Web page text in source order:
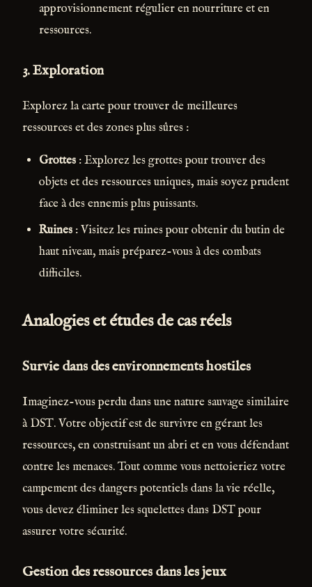
approvisionnement régulier en nourriture et en
ressources.
3.Exploration
Explorez la carte pour trouver de meilleures
ressources et des zones plus sûres :
Grottes : Explorez les grottes pour trouver des
objets et des ressources uniques, mais soyez prudent
face à des ennemis plus puissants.
Ruines : Visitez les ruines pour obtenir du butin de
haut niveau, mais préparez-vous à des combats
difficiles.
Analogies et études de cas réels
Survie dans des environnements hostiles
Imaginez-vous perdu dans une nature sauvage similaire
à DST. Votre objectif est de survivre en gérant les
ressources, en construisant un abri et en vous défendant
contre les menaces. Tout comme vous nettoieriez votre
campement des dangers potentiels dans la vie réelle,
vous devez éliminer les squelettes dans DST pour
assurer votre sécurité.
Gestion des ressources dans les jeux